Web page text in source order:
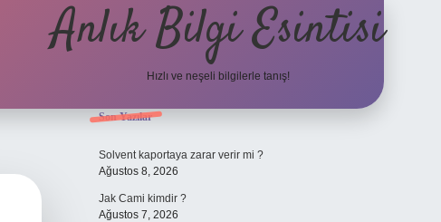
Anlık Bilgi Esintisi
Hızlı ve neşeli bilgilerle tanış!
Sidebar
Son Yazılar
Solvent kaportaya zarar verir mi ?
Ağustos 8, 2026
Jak Cami kimdir ?
Ağustos 7, 2026